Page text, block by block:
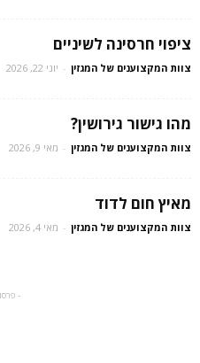
ציפוי חרסינה לשיניים
צוות המקצוענים של המגזין - יוני 22, 2026
מהו גישור גירושין?
צוות המקצוענים של המגזין - מאי 9, 2026
מאיץ חום לדוד
צוות המקצוענים של המגזין - מאי 4, 2026
-